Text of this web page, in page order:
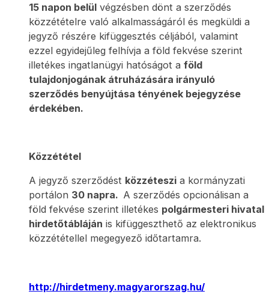
15 napon belül végzésben dönt a szerződés
közzétételre való alkalmasságáról és megküldi a
jegyző részére kifüggesztés céljából, valamint
ezzel egyidejűleg felhívja a föld fekvése szerint
illetékes ingatlanügyi hatóságot a föld
tulajdonjogának átruházására irányuló
szerződés benyújtása tényének bejegyzése
érdekében.
Közzététel
A jegyző szerződést közzéteszi a kormányzati
portálon 30 napra. A szerződés opcionálisan a
föld fekvése szerint illetékes polgármesteri hivatal
hirdetőtábláján is kifüggeszthető az elektronikus
közzététellel megegyező időtartamra.
http://hirdetmeny.magyarorszag.hu/